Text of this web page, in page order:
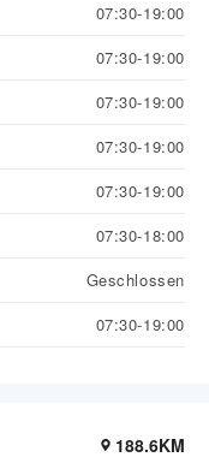
07:30-19:00
07:30-19:00
07:30-19:00
07:30-19:00
07:30-19:00
07:30-18:00
Geschlossen
07:30-19:00
188.6KM